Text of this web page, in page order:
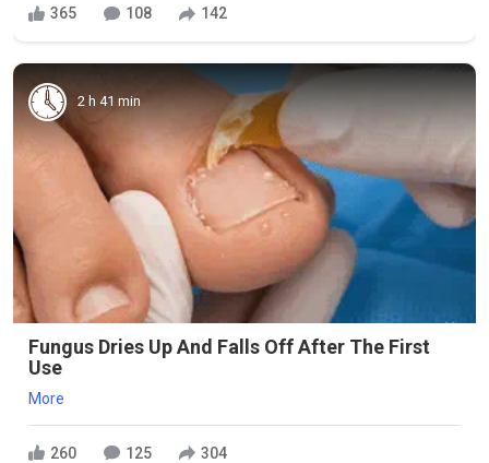
365 108 142
2 h 41 min
Fungus Dries Up And Falls Off After The First
Use
More
260 125 304